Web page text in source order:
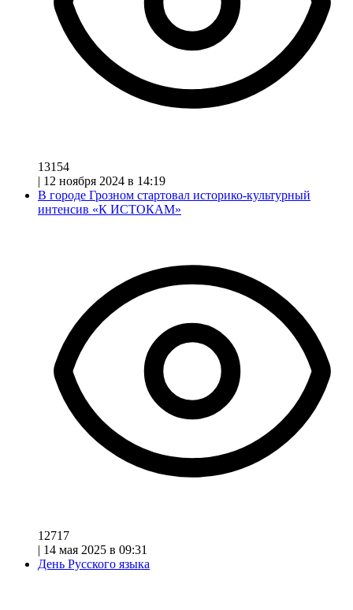
13154
| 12 ноября 2024 в 14:19
В городе Грозном стартовал историко-культурный
интенсив «К ИСТОКАМ»
12717
| 14 мая 2025 в 09:31
День Русского языка